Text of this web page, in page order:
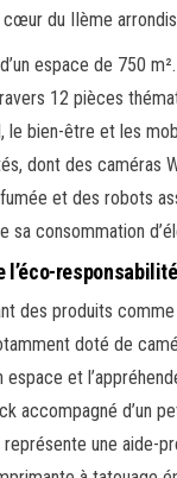
cœur du IIème
espace de 750
12 pièces
bien-être et les
dont des caméras
et des robots
sa consommation
l’éco-responsabilité
des produits
doté de
et
accompagné d’un
une aide-